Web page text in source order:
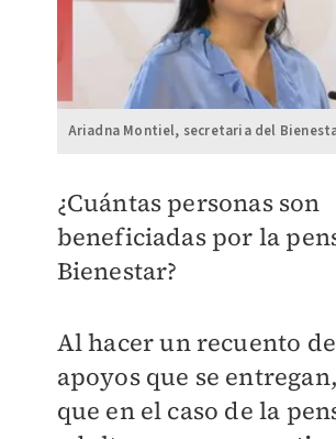
Ariadna Montiel, secretaria del
¿Cuántas personas son
beneficiadas por la
Bienestar?
Al hacer un recuento
apoyos que se
que en el caso de la